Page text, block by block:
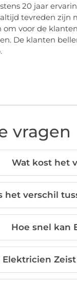
20 jaar
tevreden zijn
voor de
De klanten
vragen
Wat kost het
het verschil
Hoe snel kan
Elektricien